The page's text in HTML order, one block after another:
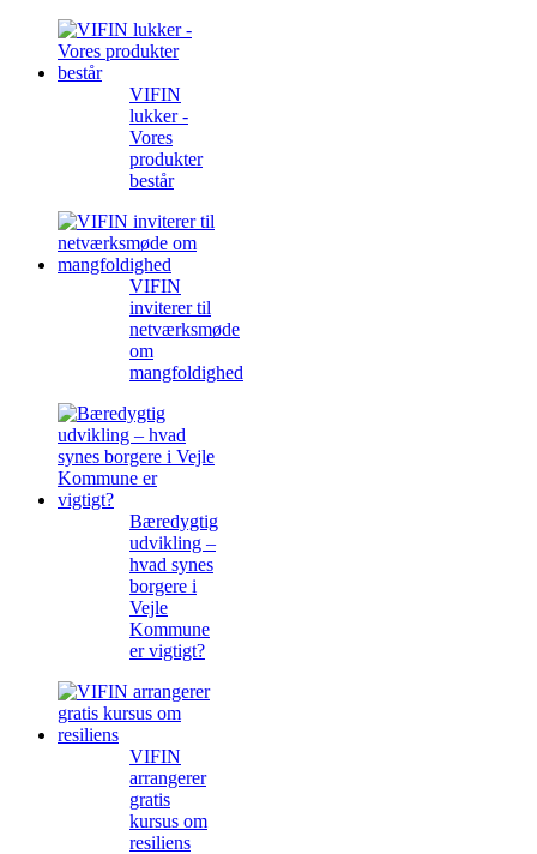
VIFIN
lukker -
Vores
produkter
består
VIFIN
inviterer til
netværksmøde
om
mangfoldighed
Bæredygtig
udvikling –
hvad synes
borgere i
Vejle
Kommune
er vigtigt?
VIFIN
arrangerer
gratis
kursus om
resiliens